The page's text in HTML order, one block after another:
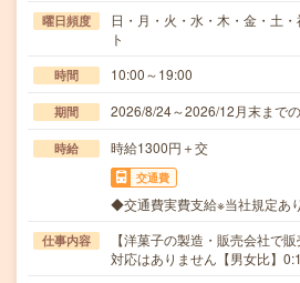
曜日頻度
日・月・火・水・木・金・土
ト
時間 10:00～19:00
期間 2026/8/24～2026/12月末まで
時給 時給1300円＋交
交通費
◆交通費実費支給※当社規定あり
仕事内容
【洋菓子の製造・販売会社で
対応はありません【男女比】